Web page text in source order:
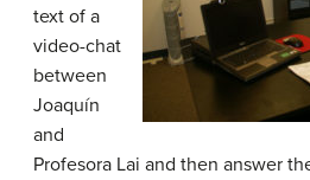
text of a
video-chat
between
Joaquín
and
Profesora Lai and then answer